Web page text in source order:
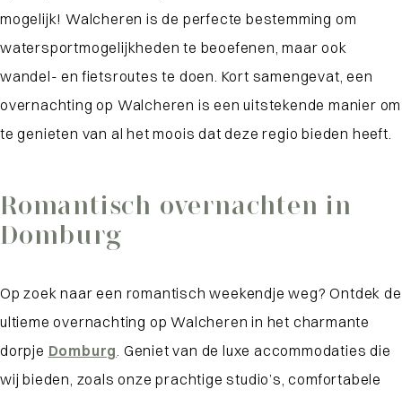
mogelijk! Walcheren is de perfecte bestemming om
watersportmogelijkheden te beoefenen, maar ook
wandel- en fietsroutes te doen. Kort samengevat, een
overnachting op Walcheren is een uitstekende manier om
te genieten van al het moois dat deze regio bieden heeft.
Romantisch overnachten in
Domburg
Op zoek naar een romantisch weekendje weg? Ontdek de
ultieme overnachting op Walcheren in het charmante
dorpje Domburg. Geniet van de luxe accommodaties die
wij bieden, zoals onze prachtige studio’s, comfortabele